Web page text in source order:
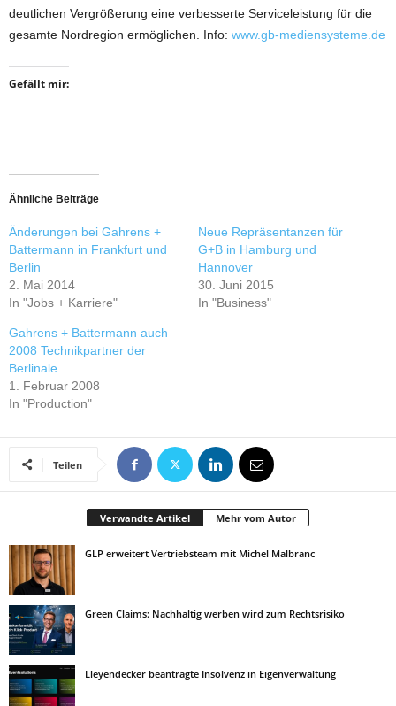
deutlichen Vergrößerung eine verbesserte Serviceleistung für die
gesamte Nordregion ermöglichen. Info: www.gb-mediensysteme.de
Gefällt mir:
Ähnliche Beiträge
Änderungen bei Gahrens +
Battermann in Frankfurt und
Berlin
2. Mai 2014
In "Jobs + Karriere"
Neue Repräsentanzen für
G+B in Hamburg und
Hannover
30. Juni 2015
In "Business"
Gahrens + Battermann auch
2008 Technikpartner der
Berlinale
1. Februar 2008
In "Production"
Teilen
Verwandte Artikel Mehr vom Autor
GLP erweitert Vertriebsteam mit Michel Malbranc
Green Claims: Nachhaltig werben wird zum Rechtsrisiko
Lleyendecker beantragte Insolvenz in Eigenverwaltung